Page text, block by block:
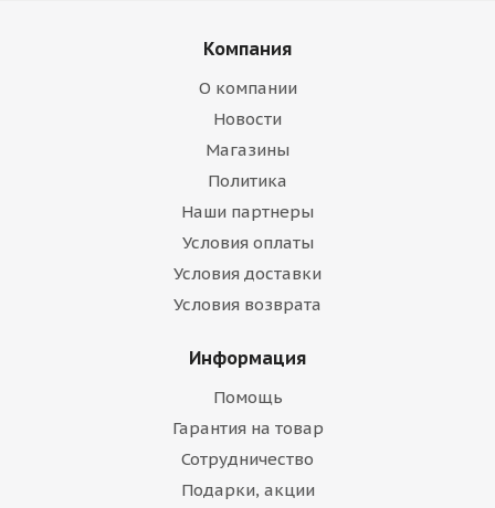
Компания
О компании
Новости
Магазины
Политика
Наши партнеры
Условия оплаты
Условия доставки
Условия возврата
Информация
Помощь
Гарантия на товар
Сотрудничество
Подарки, акции